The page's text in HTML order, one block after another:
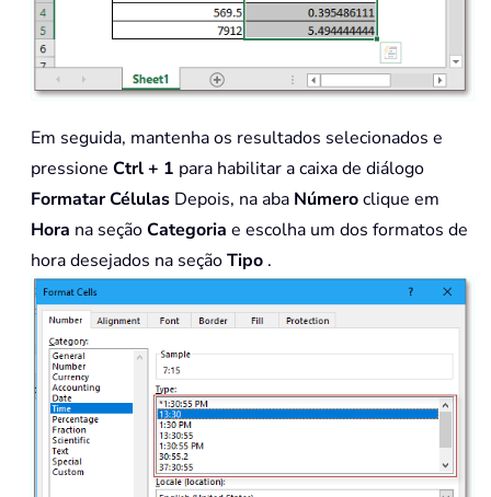
Em seguida, mantenha os resultados selecionados e
pressione Ctrl + 1 para habilitar a caixa de diálogo
Formatar Células Depois, na aba Númeroclique em
Hora na seçãoCategoria e escolha um dos formatos de
hora desejados na seçãoTipo .